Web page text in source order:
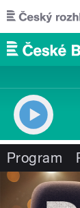
Přejít k
Program